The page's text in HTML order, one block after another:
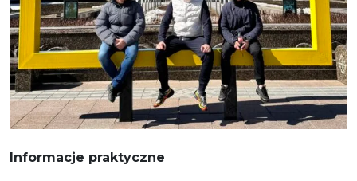
Informacje praktyczne